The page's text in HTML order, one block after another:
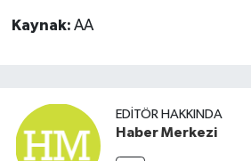
Kaynak: AA
EDITÖR HAKKINDA
Haber Merkezi